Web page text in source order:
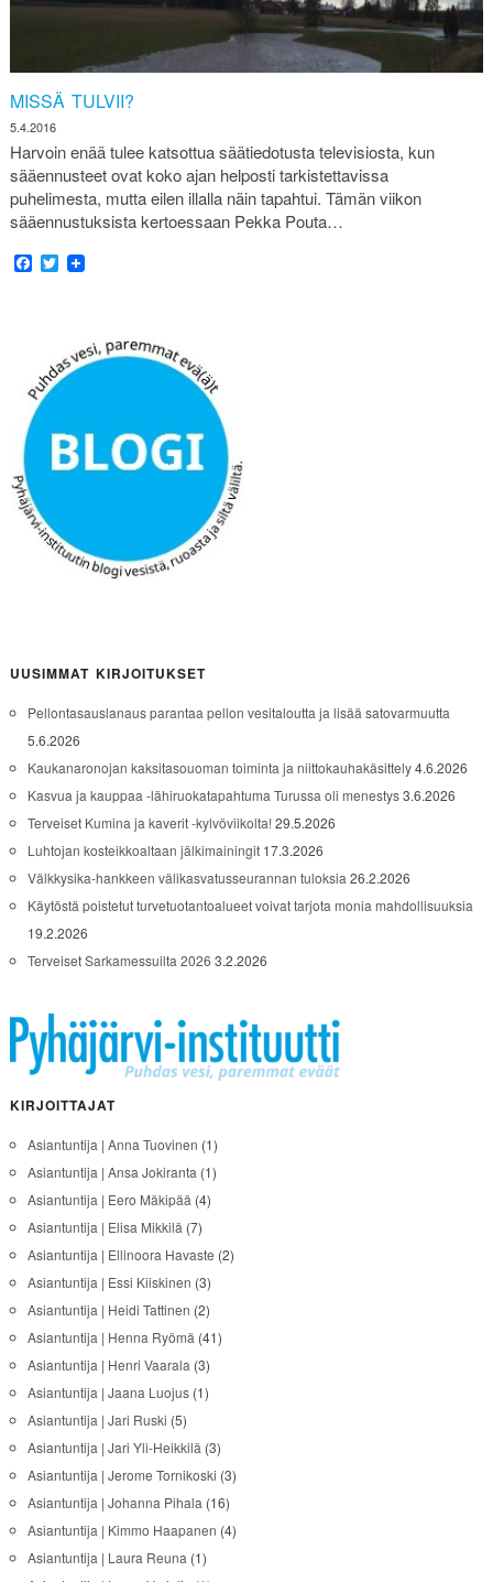
MISSÄ TULVII?
5.4.2016
Harvoin enää tulee katsottua säätiedotusta televisiosta, kun
sääennusteet ovat koko ajan helposti tarkistettavissa
puhelimesta, mutta eilen illalla näin tapahtui. Tämän viikon
sääennustuksista kertoessaan Pekka Pouta…
Facebook
Twitter
UUSIMMAT KIRJOITUKSET
Pellontasauslanaus parantaa pellon vesitaloutta ja lisää satovarmuutta
5.6.2026
Kaukanaronojan kaksitasouoman toiminta ja niittokauhakäsittely4.6.2026
Kasvua ja kauppaa -lähiruokatapahtuma Turussa oli menestys3.6.2026
Terveiset Kumina ja kaverit -kylvöviikolta!29.5.2026
Luhtojan kosteikkoaltaan jälkimainingit 17.3.2026
Välkkysika-hankkeen välikasvatusseurannan tuloksia 26.2.2026
Käytöstä poistetut turvetuotantoalueet voivat tarjota monia mahdollisuuksia
19.2.2026
Terveiset Sarkamessuilta 2026 3.2.2026
KIRJOITTAJAT
Asiantuntija | Anna Tuovinen (1)
Asiantuntija | Ansa Jokiranta (1)
Asiantuntija | Eero Mäkipää (4)
Asiantuntija | Elisa Mikkilä (7)
Asiantuntija | Ellinoora Havaste (2)
Asiantuntija | Essi Kiiskinen (3)
Asiantuntija | Heidi Tattinen (2)
Asiantuntija | Henna Ryömä (41)
Asiantuntija | Henri Vaarala (3)
Asiantuntija | Jaana Luojus(1)
Asiantuntija | Jari Ruski (5)
Asiantuntija | Jari Yli-Heikkilä (3)
Asiantuntija | Jerome Tornikoski (3)
Asiantuntija | Johanna Pihala (16)
Asiantuntija | Kimmo Haapanen (4)
Asiantuntija | Laura Reuna (1)